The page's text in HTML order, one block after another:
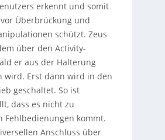
erkennt und somit
Überbrückung und
schützt. Zeus
über den Activity-
er aus der Halterung
wird. Erst dann wird in den
geschaltet. So ist
dass es nicht zu
Fehlbedienungen kommt.
Anschluss über